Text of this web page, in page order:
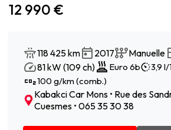
12 990 €
118 425 km 2017 Manuelle
81 kW (109 ch)
Euro 6b
3,9
100 g/km (comb.)
Kabakci Car Mons • Rue des
Cuesmes • 065 35 30 38